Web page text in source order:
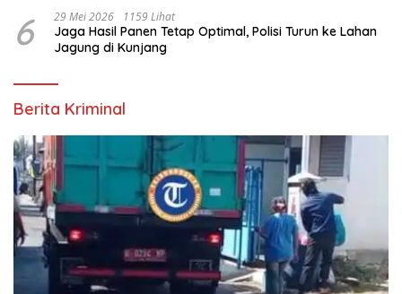
6 29 Mei 2026 1159 Lihat
Jaga Hasil Panen Tetap Optimal, Polisi Turun ke Lahan
Jagung di Kunjang
Berita Kriminal